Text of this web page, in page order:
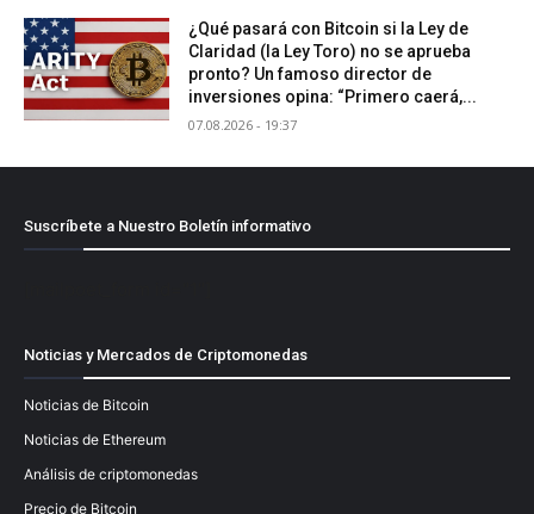
¿Qué pasará con Bitcoin si la Ley de
Claridad (la Ley Toro) no se aprueba
pronto? Un famoso director de
inversiones opina: “Primero caerá,...
07.08.2026 - 19:37
Suscríbete a Nuestro Boletín informativo
Noticias y Mercados de Criptomonedas
Noticias de Bitcoin
Noticias de Ethereum
Análisis de criptomonedas
Precio de Bitcoin